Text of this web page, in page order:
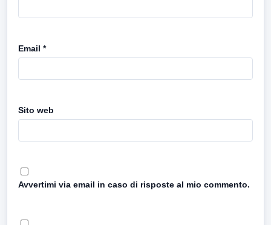
Email *
Sito web
Avvertimi via email in caso di risposte al mio commento.